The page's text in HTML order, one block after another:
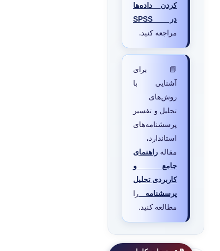
کردن داده‌ها
در SPSS
مراجعه کنید.
📘 برای
آشنایی با
روش‌های
تحلیل و تفسیر
پرسشنامه‌های
استاندارد،
مقاله راهنمای
جامع و
کاربردی تحلیل
پرسشنامه را
مطالعه کنید.